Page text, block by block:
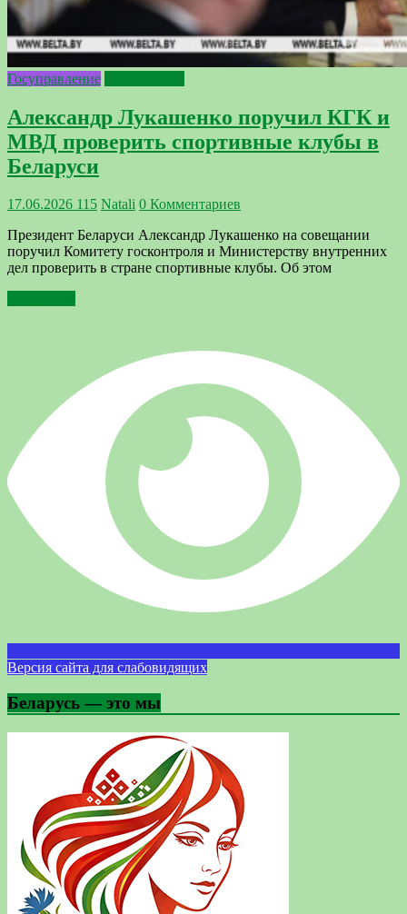
Госуправление
Александр Лукашенко поручил КГК и
МВД проверить спортивные клубы в
Беларуси
17.06.2026 115 Natali 0 Комментариев
Президент Беларуси Александр Лукашенко на совещании
поручил Комитету госконтроля и Министерству внутренних
дел проверить в стране спортивные клубы. Об этом
Версия сайта для слабовидящих
Беларусь — это мы